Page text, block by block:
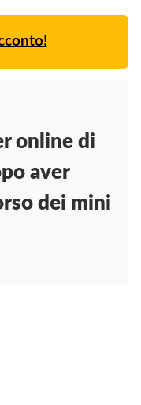
online di
aver
dei mini